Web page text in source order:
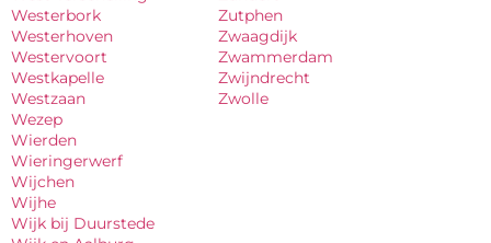
Westerbork
Westerhoven
Westervoort
Westkapelle
Westzaan
Wezep
Wierden
Wieringerwerf
Wijchen
Wijhe
Wijk bij Duurstede
Zutphen
Zwaagdijk
Zwammerdam
Zwijndrecht
Zwolle